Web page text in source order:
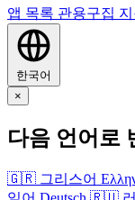
앱 목록 관용구집 지
한국어
×
다음 언어로
🇬🇷 그리스어